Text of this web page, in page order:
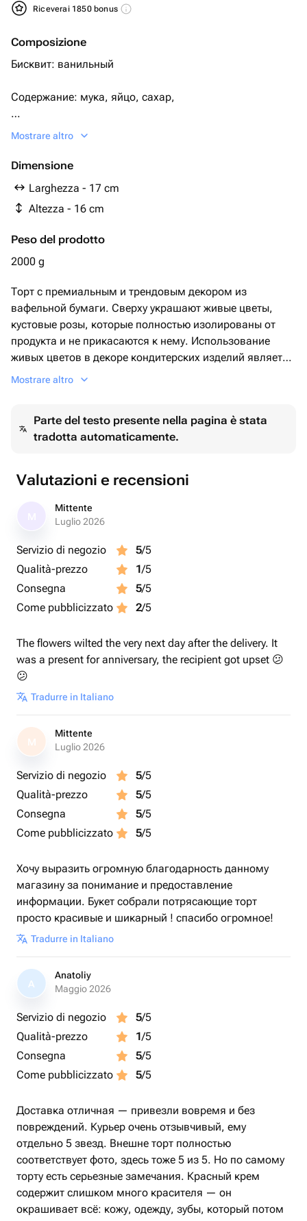
Riceverai 1850 bonus
Composizione
Бисквит: ванильный
Содержание: мука, яйцо, сахар,
ванилин, крем: сгущенное молоко с маслом
Крем снаружи сливки, сахар
Начинка: с вафлями, шоколадными шариками
Начинка и бисквит можно изменить.
Mostrare altro
Dimensione
Larghezza - 17 cm
Altezza - 16 cm
Peso del prodotto
2000 g
Торт с премиальным и трендовым декором из
вафельной бумаги. Сверху украшают живые цветы,
кустовые розы, которые полностью изолированы от
продукта и не прикасаются к нему. Использование
живых цветов в декоре кондитерских изделий является
абсолютно безопасным, используя все правила
Mostrare altro
Parte del testo presente nella pagina è stata
tradotta automaticamente.
Valutazioni e recensioni
Mittente
Luglio 2026
Servizio di negozio 5/5
Qualità-prezzo
1/5
Consegna
5/5
Come pubblicizzato
2/5
The flowers wilted the very next day after the delivery. It
was a present for anniversary, the recipient got upset 😕
😕
Tradurre in Italiano
M
Mittente
Luglio 2026
Servizio di negozio 5/5
Qualità-prezzo
5/5
Consegna
5/5
Come pubblicizzato
5/5
Хочу выразить огромную благодарность данному
магазину за понимание и предоставление
информации. Букет собрали потрясающие торт
просто красивые и шикарный ! спасибо огромное!
Tradurre in Italiano
A
Anatoliy
Maggio 2026
Servizio di negozio 5/5
Qualità-prezzo
1/5
Consegna
5/5
Come pubblicizzato
5/5
Доставка отличная — привезли вовремя и без
повреждений. Курьер очень отзывчивый, ему
отдельно 5 звезд. Внешне торт полностью
соответствует фото, здесь тоже 5 из 5. Но по самому
торту есть серьезные замечания. Красный крем
содержит слишком много красителя — он
окрашивает всё: кожу, одежду, зубы, который потом